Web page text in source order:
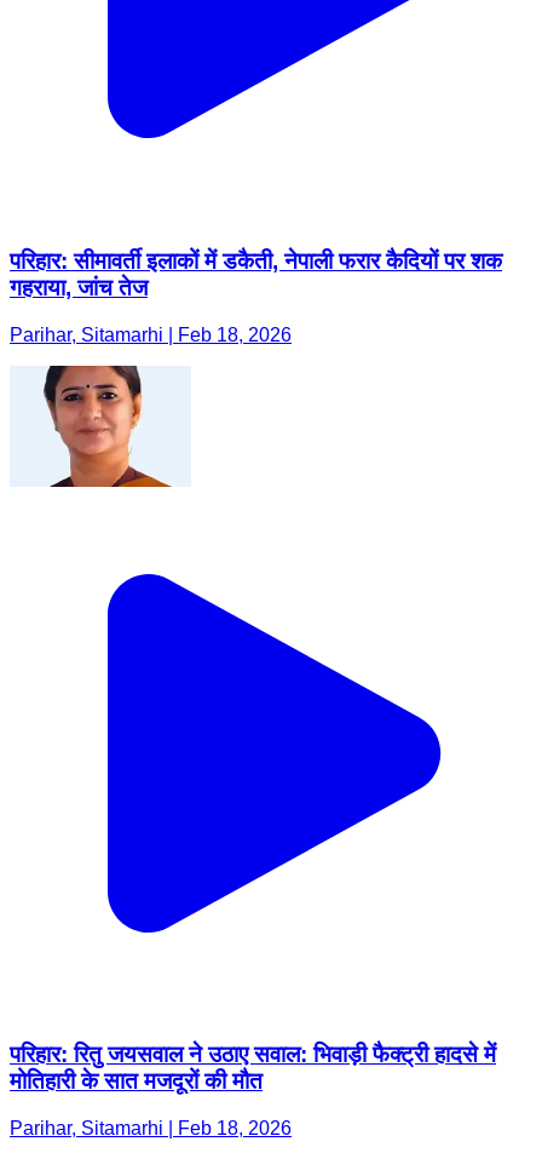
परिहार: सीमावर्ती इलाकों में डकैती, नेपाली फरार कैदियों पर शक
गहराया, जांच तेज
Parihar, Sitamarhi | Feb 18, 2026
परिहार: रितु जयसवाल ने उठाए सवाल: भिवाड़ी फैक्ट्री हादसे में
मोतिहारी के सात मजदूरों की मौत
Parihar, Sitamarhi | Feb 18, 2026